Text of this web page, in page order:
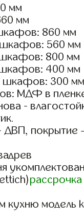
мм
мм
860 мм
560 мм
800 мм
400 мм
шкафов: 300 мм
МДФ в
-
покрытие
кухню модель